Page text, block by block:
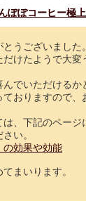
ぽぽコーヒー極
うございました。
けたようで大変
でいただけるか
おりますので、
、下記のページ
い。
の効果や効能
まいります。